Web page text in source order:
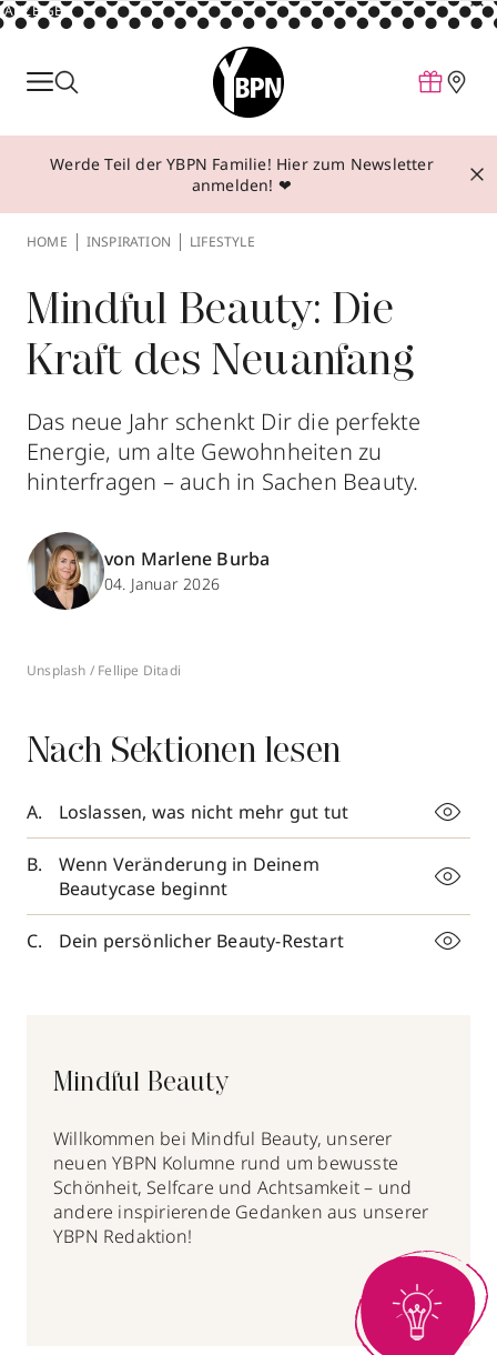
ANZEIGE
Parfum
Make-up
Behandlungen
Über YBPN
Aktionen
Storefinder
Werde Teil der YBPN Familie! Hier zum Newsletter
anmelden! ❤
HOME INSPIRATION LIFESTYLE
Mindful Beauty: Die
Kraft des Neuanfang
Das neue Jahr schenkt Dir die perfekte
Energie, um alte Gewohnheiten zu
hinterfragen – auch in Sachen Beauty.
von Marlene Burba
04. Januar 2026
Unsplash / Fellipe Ditadi
Nach Sektionen lesen
Loslassen, was nicht mehr gut tut
Wenn Veränderung in Deinem
Beautycase beginnt
Dein persönlicher Beauty-Restart
Mindful Beauty
Willkommen bei Mindful Beauty, unserer
neuen YBPN Kolumne rund um bewusste
Schönheit, Selfcare und Achtsamkeit – und
andere inspirierende Gedanken aus unserer
YBPN Redaktion!